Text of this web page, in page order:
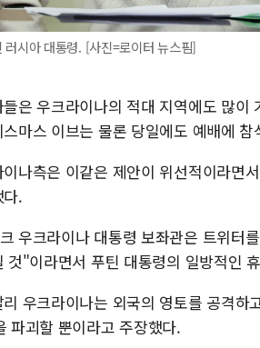
러시아 대통령. [사진=로이터 뉴스핌]
은 우크라이나의 적대 지역에도 많
마스 이브는 물론 당일에도 예배에
나측은 이같은 제안이 위선적이라면
.
우크라이나 대통령 보좌관은 트위터
것"이라면서 푸틴 대통령의 일방적인
우크라이나는 외국의 영토를 공격
파괴할 뿐이라고 주장했다.